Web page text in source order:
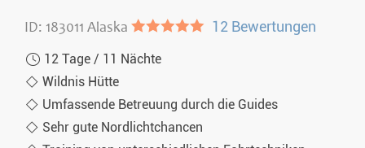
ID: 183011 Alaska ●●●●● 12 Bewertungen
12 Tage / 11 Nächte
Wildnis Hütte
Umfassende Betreuung durch die Guides
Sehr gute Nordlichtchancen